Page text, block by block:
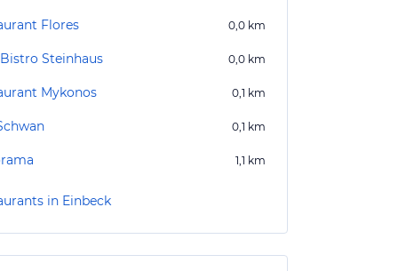
Flores 0,0 km
Steinhaus 0,0 km
Mykonos 0,1 km
0,1 km
1,1 km
in Einbeck